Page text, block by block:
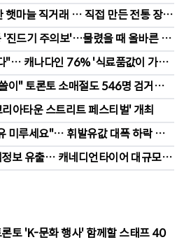
햇마늘 직거래 … 직접 만든 전통 장류
'진드기 주의보'…물렸을 때 올바른 대
"… 캐나다인 76% '식료품값이 가장
이" 토론토 소매절도 546명 검거…
아타운 스트리트 페스티벌' 개최
미루세요"… 휘발유값 대폭 하락 예
보 유출… 캐네디언타이어 대규모 집
론토 'K-문화 행사' 함께할 스태프 40